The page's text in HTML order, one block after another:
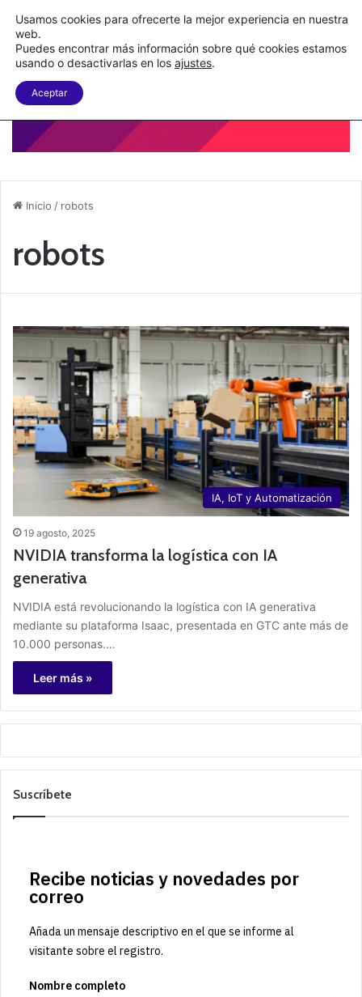
Nueva Ley Aduanera eleva el costo de los errores documentales
Menu
Inicio / robots
robots
IA, IoT y Automatización
19 agosto, 2025
NVIDIA transforma la logística con IA
generativa
NVIDIA está revolucionando la logística con IA generativa
mediante su plataforma Isaac, presentada en GTC ante más de
10.000 personas.…
Leer más »
Suscríbete
Recibe noticias y novedades por
correo
Añada un mensaje descriptivo en el que se informe al
visitante sobre el registro.
Nombre completo
Usamos cookies para ofrecerte la mejor experiencia en nuestra
web.
Puedes encontrar más información sobre qué cookies estamos
usando o desactivarlas en los ajustes.
Aceptar